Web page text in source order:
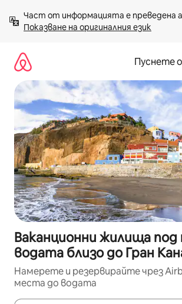
към
съдържанието
Показване на оригиналния език
Пуснете
Ваканционни жилища под
водата близо до Гран
Намерете и резервирайте чрез
места до водата